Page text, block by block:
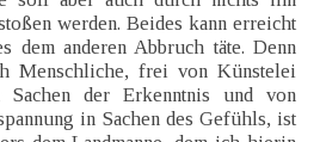
werden. Beides kann erreicht
dem anderen Abbruch täte. Denn
Menschliche, frei von Künstelei
Sachen der Erkenntnis und von
in Sachen des Gefühls, ist